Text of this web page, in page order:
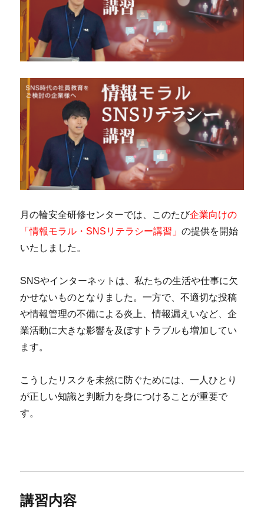
月の輪安全研修センターでは、このたび企業向けの
「情報モラル・SNSリテラシー講習」の提供を開始
いたしました。
SNSやインターネットは、私たちの生活や仕事に欠
かせないものとなりました。一方で、不適切な投稿
や情報管理の不備による炎上、情報漏えいなど、企
業活動に大きな影響を及ぼすトラブルも増加してい
ます。
こうしたリスクを未然に防ぐためには、一人ひとり
が正しい知識と判断力を身につけることが重要で
す。
講習内容